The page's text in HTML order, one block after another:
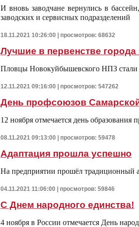
И вновь заводчане вернулись в
заводских и сервисных подразделений
18.11.2021 10:26:00 | просмотров: 68632
Лучшие в первенстве
Пловцы Новокуйбышевского НПЗ стали
12.11.2021 09:16:00 | просмотров: 547262
День профсоюзов
12 ноября отмечается день образования
08.11.2021 09:13:00 | просмотров: 59478
Адаптация прошла успешно
На предприятии прошёл традиционный
04.11.2021 11:06:00 | просмотров: 59846
С Днем народного единства!
4 ноября в России отмечается День